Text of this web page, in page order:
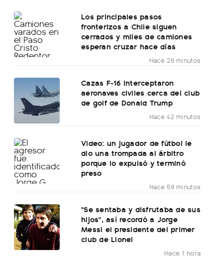
Los principales pasos
fronterizos a Chile siguen
cerrados y miles de camiones
esperan cruzar hace días
Hace 26 minutos
Cazas F-16 interceptaron
aeronaves civiles cerca del club
de golf de Donald Trump
Hace 42 minutos
Video: un jugador de fútbol le
dio una trompada al árbitro
porque lo expulsó y terminó
preso
Hace 59 minutos
"Se sentaba y disfrutaba de sus
hijos", así recordó a Jorge
Messi el presidente del primer
club de Lionel
Hace 1 hora